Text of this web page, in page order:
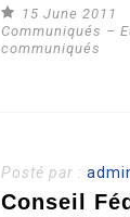
15 June 2011
Communiqués –
communiqués
Posté par :
Conseil